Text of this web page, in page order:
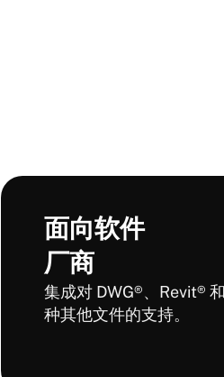
用
面向软件
厂商
集成对 DWG®、Revit®
种其他文件的支持。